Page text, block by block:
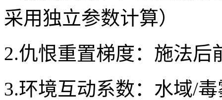
采用独立参数计算）
2.仇恨重置梯度：施法后
3.环境互动系数：水域/